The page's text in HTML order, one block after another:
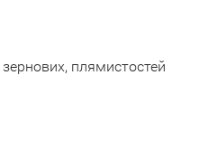
плямистостей